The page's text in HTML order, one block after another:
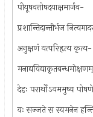
पीयूषवत्तोषदयाक्षमार्जव-
प्रशान्तिदान्तीर्भज
अनुक्षणं यत्परिहृत्य कृत्य-
देहः परार्थोऽयममुष्य
यः सज्जते स स्वमनेन